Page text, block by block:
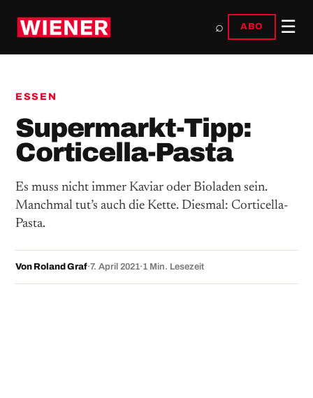
⌕ ABO ☰
ESSEN
Supermarkt-Tipp:
Corticella-Pasta
Es muss nicht immer Kaviar oder Bioladen sein.
Manchmal tut’s auch die Kette. Diesmal: Corticella-
Pasta.
Von Roland Graf·7. April 2021·1 Min. Lesezeit